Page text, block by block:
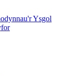
Ysgol